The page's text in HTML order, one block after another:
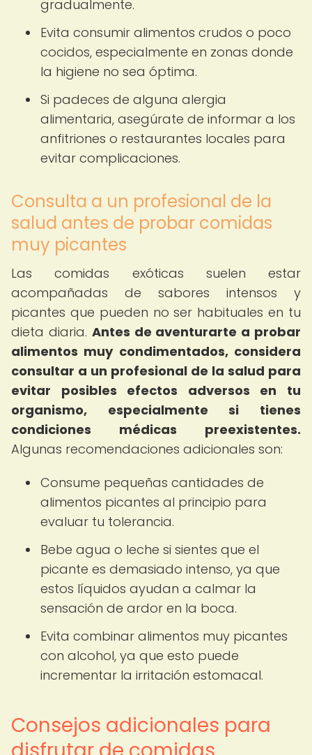
gradualmente.
Evita consumir alimentos crudos o poco
cocidos, especialmente en zonas donde
la higiene no sea óptima.
Si padeces de alguna alergia
alimentaria, asegúrate de informar a los
anfitriones o restaurantes locales para
evitar complicaciones.
Consulta a un profesional de la
salud antes de probar comidas
muy picantes
Las comidas exóticas suelen estar
acompañadas de sabores intensos y
picantes que pueden no ser habituales en tu
dieta diaria. Antes de aventurarte a probar
alimentos muy condimentados, considera
consultar a un profesional de la salud para
evitar posibles efectos adversos en tu
organismo, especialmente si tienes
condiciones médicas preexistentes.
Algunas recomendaciones adicionales son:
Consume pequeñas cantidades de
alimentos picantes al principio para
evaluar tu tolerancia.
Bebe agua o leche si sientes que el
picante es demasiado intenso, ya que
estos líquidos ayudan a calmar la
sensación de ardor en la boca.
Evita combinar alimentos muy picantes
con alcohol, ya que esto puede
incrementar la irritación estomacal.
Consejos adicionales para